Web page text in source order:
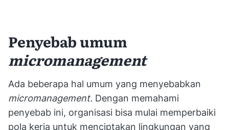
Penyebab umum
micromanagement
Ada beberapa hal umum yang menyebabkan
micromanagement. Dengan memahami
penyebab ini, organisasi bisa mulai memperbaiki
pola kerja untuk menciptakan lingkungan yang